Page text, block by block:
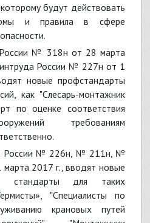
будут действовать
и правила в сфере
России № 227н от 1
новые профстандарты
как "Слесарь-монтажник
по оценке соответствия
требованиям
2017 г., вводят новые
стандарты для таких
"Специалисты по
крановых путей